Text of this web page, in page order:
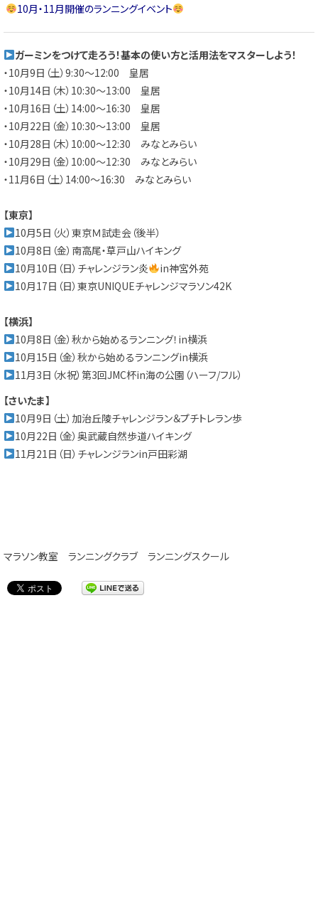
10月・11月開催のランニングイベント
ガーミンをつけて走ろう！基本の使い方と活用法をマスターしよう！
・10月9日（土）9:30～12:00 皇居
・10月14日（木）10:30～13:00 皇居
・10月16日（土）14:00～16:30 皇居
・10月22日（金）10:30～13:00 皇居
・10月28日（木）10:00～12:30 みなとみらい
・10月29日（金）10:00～12:30 みなとみらい
・11月6日（土）14:00～16:30 みなとみらい
【東京】
10月5日（火）東京Ｍ試走会（後半）
10月8日（金）南高尾・草戸山ハイキング
10月10日（日）チャレンジラン炎
in神宮外苑
10月17日（日）東京UNIQUEチャレンジマラソン42K
【横浜】
10月8日（金）秋から始めるランニング！in横浜
10月15日（金）秋から始めるランニングin横浜
11月3日（水祝）第3回JMC杯in海の公園（ハーフ/フル）
【さいたま】
10月9日（土）加治丘陵チャレンジラン＆プチトレラン歩
10月22日（金）奥武蔵自然歩道ハイキング
11月21日（日）チャレンジランin戸田彩湖
マラソン教室 ランニングクラブ ランニングスクール